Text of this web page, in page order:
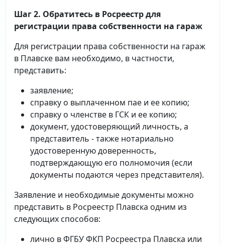
Шаг 2. Обратитесь в Росреестр для
регистрации права собственности на гараж
Для регистрации права собственности на гараж
в Плавске вам необходимо, в частности,
представить:
заявление;
справку о выплаченном пае и ее копию;
справку о членстве в ГСК и ее копию;
документ, удостоверяющий личность, а
представитель - также нотариально
удостоверенную доверенность,
подтверждающую его полномочия (если
документы подаются через представителя).
Заявление и необходимые документы можно
представить в Росреестр Плавска одним из
следующих способов:
лично в ФГБУ ФКП Росреестра Плавска или